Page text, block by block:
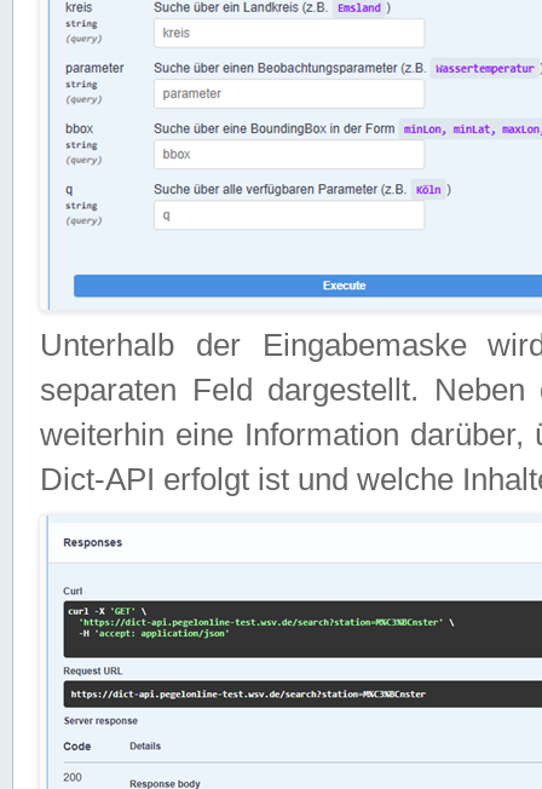
Unterhalb der Eingabemaske
separaten Feld dargestellt.
weiterhin eine Information
Dict-API erfolgt ist und welche